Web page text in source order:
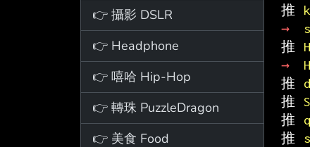
👉 攝影 DSLR
👉 Headphone
👉 嘻哈 Hip-Hop
👉 轉珠 PuzzleDragon
👉 美食 Food
推
→
推
→
推
推
推
推